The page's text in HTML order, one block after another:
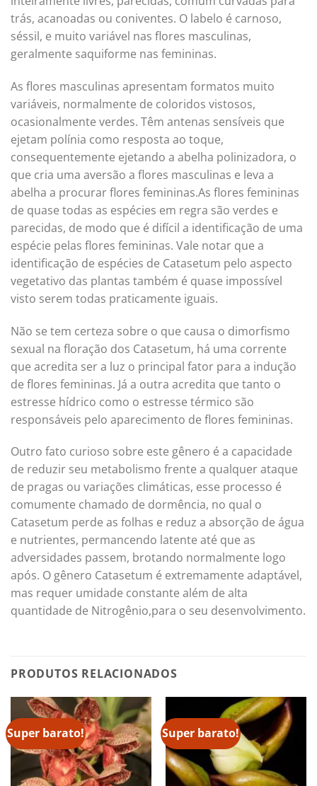
trás, acanoadas ou coniventes. O labelo é carnoso,
séssil, e muito variável nas flores masculinas,
geralmente saquiforme nas femininas.
As flores masculinas apresentam formatos muito
variáveis, normalmente de coloridos vistosos,
ocasionalmente verdes. Têm antenas sensíveis que
ejetam polínia como resposta ao toque,
consequentemente ejetando a abelha polinizadora, o
que cria uma aversão a flores masculinas e leva a
abelha a procurar flores femininas.As flores femininas
de quase todas as espécies em regra são verdes e
parecidas, de modo que é difícil a identificação de uma
espécie pelas flores femininas. Vale notar que a
identificação de espécies de Catasetum pelo aspecto
vegetativo das plantas também é quase impossível
visto serem todas praticamente iguais.
Não se tem certeza sobre o que causa o dimorfismo
sexual na floração dos Catasetum, há uma corrente
que acredita ser a luz o principal fator para a indução
de flores femininas. Já a outra acredita que tanto o
estresse hídrico como o estresse térmico são
responsáveis pelo aparecimento de flores femininas.
Outro fato curioso sobre este gênero é a capacidade
de reduzir seu metabolismo frente a qualquer ataque
de pragas ou variações climáticas, esse processo é
comumente chamado de dormência, no qual o
Catasetum perde as folhas e reduz a absorção de água
e nutrientes, permancendo latente até que as
adversidades passem, brotando normalmente logo
após. O gênero Catasetum é extremamente adaptável,
mas requer umidade constante além de alta
quantidade de Nitrogênio,para o seu desenvolvimento.
PRODUTOS RELACIONADOS
Super barato! Super barato!